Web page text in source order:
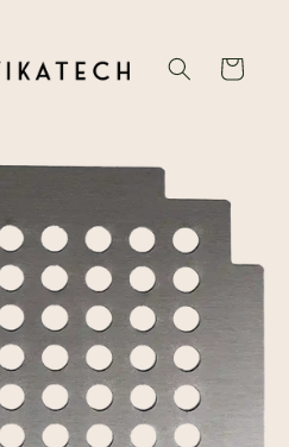
Cart